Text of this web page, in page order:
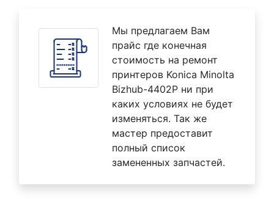
Мы предлагаем Вам
прайс где конечная
стоимость на ремонт
принтеров Konica Minolta
Bizhub-4402P ни при
каких условиях не будет
изменяться. Так же
мастер предоставит
полный список
замененных запчастей.